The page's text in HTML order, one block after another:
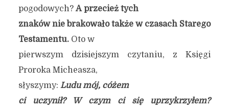
pogodowych? A przecież tych
znaków nie brakowało także w czasach Starego
Testamentu.Oto w
pierwszym dzisiejszym czytaniu, z Księgi
Proroka Micheasza,
słyszymy: Ludu mój, cóżem
ci uczynił? W czym ci się uprzykrzyłem?